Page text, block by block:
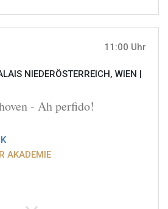
11:00 Uhr
NIEDERÖSTERREICH, WIEN |
- Ah perfido!
AKADEMIE